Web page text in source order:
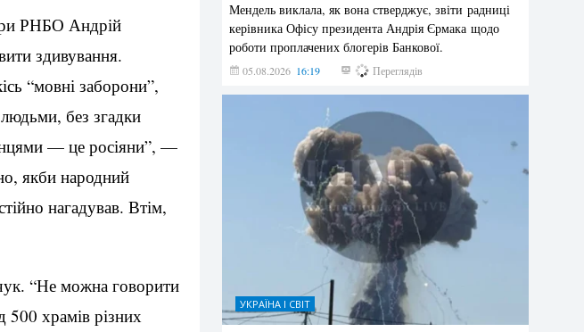
РНБО Андрій
здивування.
“мовні заборони”,
без згадки
— це росіяни”, —
якби народний
нагадував. Втім,
“Не можна говорити
храмів різних
Мендель виклала, як вона стверджує, звіти радниці
керівника Офісу президента Андрія Єрмака щодо
роботи проплачених блогерів Банкової.
05.08.2026 16:19 193 Переглядів
УКРАЇНА І СВІТ